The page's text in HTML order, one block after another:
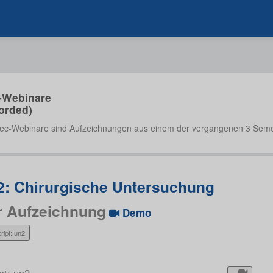
Webinare sind Aufzeichnungen aus einem der vergangenen 3
Chirurgische Untersuchung
Aufzeichnung
Demo
un2